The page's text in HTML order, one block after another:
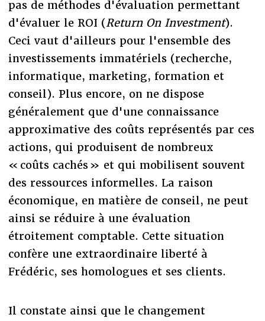
pas de méthodes d'évaluation permettant
d'évaluer le ROI (Return On Investment).
Ceci vaut d'ailleurs pour l'ensemble des
investissements immatériels (recherche,
informatique, marketing, formation et
conseil). Plus encore, on ne dispose
généralement que d'une connaissance
approximative des coûts représentés par ces
actions, qui produisent de nombreux
« coûts cachés » et qui mobilisent souvent
des ressources informelles. La raison
économique, en matière de conseil, ne peut
ainsi se réduire à une évaluation
étroitement comptable. Cette situation
confère une extraordinaire liberté à
Frédéric, ses homologues et ses clients.
Il constate ainsi que le changement